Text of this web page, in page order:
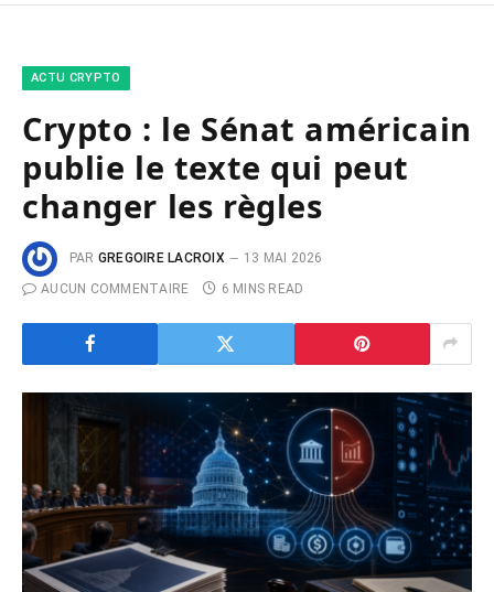
ACTU CRYPTO
Crypto : le Sénat américain
publie le texte qui peut
changer les règles
PAR GREGOIRE LACROIX
13 MAI 2026
AUCUN COMMENTAIRE
6 MINS READ